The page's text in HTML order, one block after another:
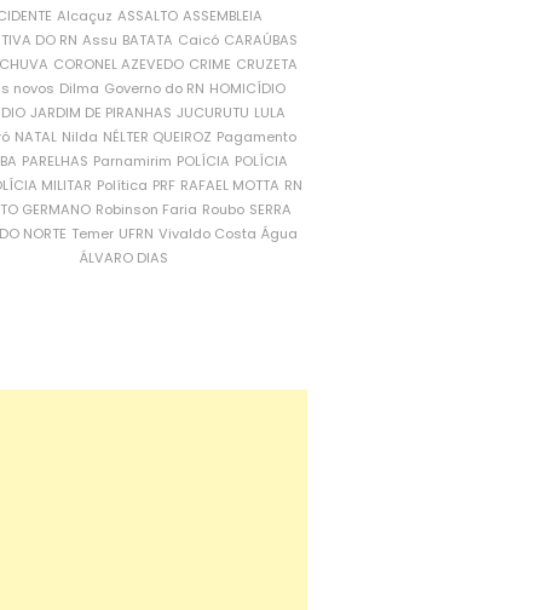
Alcaçuz ASSALTO ASSEMBLEIA
DO RN Assu BATATA Caicó CARAÚBAS
CORONEL AZEVEDO CRIME CRUZETA
novos Dilma Governo do RN HOMICÍDIO
JARDIM DE PIRANHAS JUCURUTU LULA
NATAL Nilda NÉLTER QUEIROZ Pagamento
PARELHAS Parnamirim POLÍCIA POLÍCIA
MILITAR Política PRF RAFAEL MOTTA RN
GERMANO Robinson Faria Roubo SERRA
NORTE Temer UFRN Vivaldo Costa Água
ÁLVARO DIAS